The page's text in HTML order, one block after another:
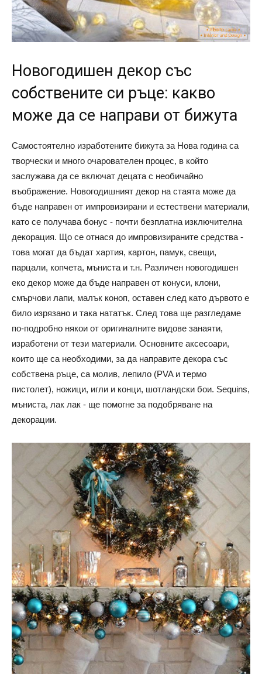
Новогодишен декор със
собствените си ръце: какво
може да се направи от бижута
Самостоятелно изработените бижута за Нова година са
творчески и много очарователен процес, в който
заслужава да се включат децата с необичайно
въображение. Новогодишният декор на стаята може да
бъде направен от импровизирани и естествени материали,
като се получава бонус - почти безплатна изключителна
декорация. Що се отнася до импровизираните средства -
това могат да бъдат хартия, картон, памук, свещи,
парцали, копчета, мъниста и т.н. Различен новогодишен
еко декор може да бъде направен от конуси, клони,
смърчови лапи, малък коноп, оставен след като дървото е
било изрязано и така нататък. След това ще разгледаме
по-подробно някои от оригиналните видове занаяти,
изработени от тези материали. Основните аксесоари,
които ще са необходими, за да направите декора със
собствена ръце, са молив, лепило (PVA и термо
пистолет), ножици, игли и конци, шотландски бои. Sequins,
мъниста, лак лак - ще помогне за подобряване на
декорации.